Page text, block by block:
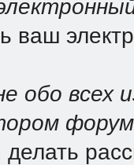
ваш
обо всех
делать